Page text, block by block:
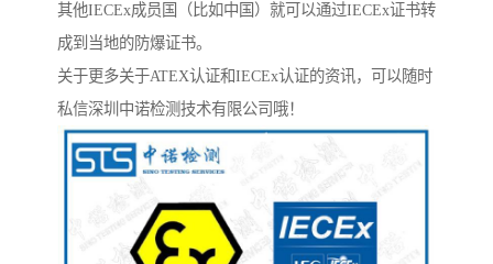
其他IECEx成员国（比如中国）就可以通过IECEx证书转
成到当地的防爆证书。
关于更多关于ATEX认证和IECEx认证的资讯，可以随时
私信深圳中诺检测技术有限公司哦！